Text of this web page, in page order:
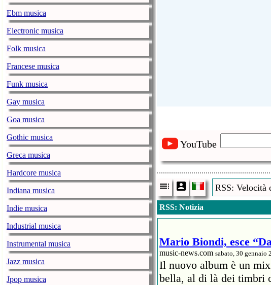
Ebm musica
Electronic musica
Folk musica
Francese musica
Funk musica
Gay musica
Goa musica
Gothic musica
Greca musica
Hardcore musica
Indiana musica
Indie musica
Industrial musica
Instrumental musica
Jazz musica
Jpop musica
YouTube
RSS: Velocità
RSS: Notizia
Mario Biondi, esce
music-news.com sabato, 30 gennaio
Il nuovo album è un
bella, al di là dei timbri